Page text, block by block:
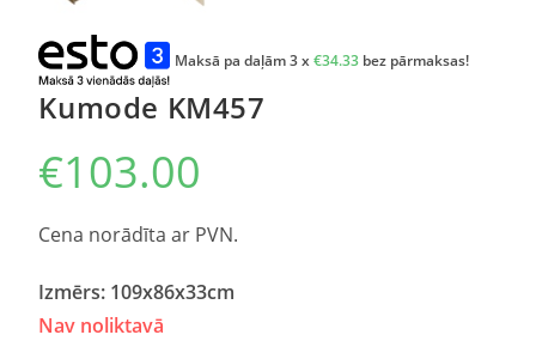
Maksā pa daļām 3 x€34.33 bez pārmaksas!
Kumode KM457
€103.00
Cena norādīta ar PVN.
Izmērs: 109x86x33cm
Nav noliktavā